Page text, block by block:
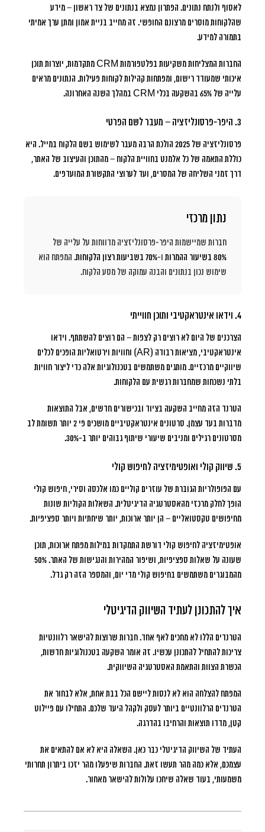
לאסוף ולנתח נתונים. הפתרון נמצא בנתונים של צד ראשון – מידע
שהלקוחות מוסרים מרצונם החופשי. זה מחייב בניית אמון ומתן ערך אמיתי
בתמורה למידע.
החברות המצליחות משקיעות בפלטפורמות CRM מתקדמות, יוצרות תוכן
איכותי שמעודד רישום, ומפתחות קהילות לקוחות פעילות. הנתונים מראים
עלייה של 65% בהשקעה בכלי CRM
במהלך השנה האחרונה.
3. היפר-פרסונליזציה – מעבר לשם הפרטי
פרסונליזציה של 2025 הולכת הרבה מעבר לשימוש בשם הלקוח במייל. היא
כוללת התאמה של כל אלמנט בחוויית הלקוח – מהתוכן והעיצוב של האתר,
דרך זמני השליחה של המסרים, ועד לערוצי התקשורת המועדפים.
נתון מרכזי
חברות שמיישמות היפר-פרסונליזציה מדווחות על עלייה של
80% בשיעור ההמרות
ו-70% בשביעות רצון הלקוחות
. המפתח הוא
שימוש נכון בנתונים והבנה עמוקה של מסע הלקוח.
4. וידאו אינטראקטיבי ותוכן חווייתי
הצרכנים של היום לא רוצים רק לצפות – הם רוצים להשתתף. וידאו
אינטראקטיבי, מציאות רבודה (AR) וחוויות וירטואליות הופכים לכלים
שיווקיים מרכזיים. מותגים משתמשים בטכנולוגיות אלה כדי ליצור חוויות
בלתי נשכחות שמחברות רגשית עם הלקוחות.
הטרנד הזה מחייב השקעה בציוד ובכישורים חדשים, אבל התוצאות
מדברות בעד עצמן. סרטונים אינטראקטיביים מושכים פי 2 יותר תשומת לב
מסרטונים רגילים ומניבים שיעורי שיתוף גבוהים יותר ב-30%.
5. שיווק קולי ואופטימיזציה לחיפוש קולי
עם הפופולריות הגוברת של עוזרים קוליים כמו אלכסה וסירי, חיפוש קולי
הופך לחלק מרכזי מהאסטרטגיה הדיגיטלית. השאלות הקוליות שונות
מחיפושים טקסטואליים – הן יותר ארוכות, יותר שיחתיות ויותר ספציפיות.
אופטימיזציה לחיפוש קולי דורשת התמקדות במילות מפתח ארוכות, תוכן
שעונה על שאלות ספציפיות, ושיפור המהירות והנגישות של האתר.50%
מהמבוגרים משתמשים בחיפוש קולי מדי יום, והמספר הזה רק גדל.
איך להתכונן לעתיד השיווק הדיגיטלי
הטרנדים הללו לא מחכים לאף אחד. חברות שרוצות להישאר רלוונטיות
צריכות להתחיל להתכונן עכשיו. זה אומר השקעה בטכנולוגיות חדשות,
הכשרת הצוות והתאמת האסטרטגיה השיווקית.
המפתח להצלחה הוא לא לנסות ליישם הכל בבת אחת, אלא לבחור את
הטרנדים הרלוונטיים ביותר לעסק ולקהל היעד שלכם. התחילו עם פיילוט
קטן, מדדו תוצאות והרחיבו בהדרגה.
העתיד של השיווק הדיגיטלי כבר כאן. השאלה היא לא אם להתאים את
עצמכם, אלא כמה מהר תעשו זאת. החברות שיפעלו מהר יזכו ביתרון תחרותי
משמעותי, בעוד שאלה שיחכו עלולות להישאר מאחור.